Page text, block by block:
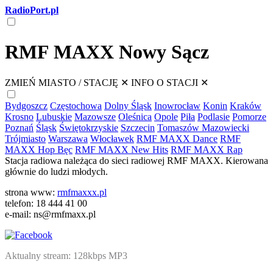
RadioPort.pl
RMF MAXX Nowy Sącz
ZMIEŃ MIASTO / STACJĘ ✕ INFO O STACJI ✕
Bydgoszcz Częstochowa Dolny Śląsk Inowrocław Konin Kraków
Krosno Lubuskie Mazowsze Oleśnica Opole Piła Podlasie Pomorze
Poznań Śląsk Świętokrzyskie Szczecin Tomaszów Mazowiecki
Trójmiasto Warszawa Włocławek RMF MAXX Dance RMF
MAXX Hop Bęc RMF MAXX New Hits RMF MAXX Rap
Stacja radiowa należąca do sieci radiowej RMF MAXX. Kierowana
głównie do ludzi młodych.
strona www: rmfmaxxx.pl
telefon: 18 444 41 00
e-mail: ns@rmfmaxx.pl
Aktualny stream: 128kbps MP3